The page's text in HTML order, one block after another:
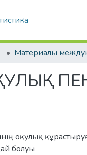
оқулық
болуы